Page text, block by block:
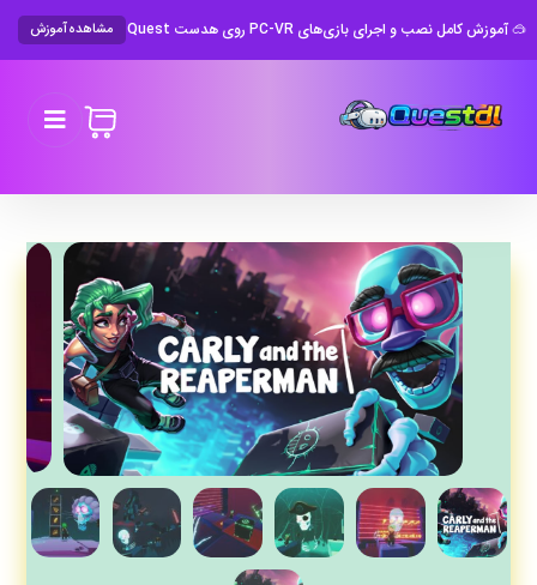
🥽 آموزش کامل نصب و اجرای بازی‌های PC-VR روی هدست Meta Quest مشاهده آموزش